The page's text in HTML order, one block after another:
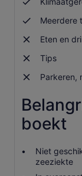
Meerdere
Eten en
Tips
Parkeren,
boekt
Niet
zeeziekte